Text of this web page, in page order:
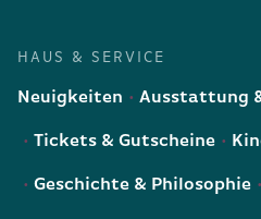
HAUS & SERVICE
Neuigkeiten Ausstattung
Tickets & Gutscheine
Geschichte & Philosophie